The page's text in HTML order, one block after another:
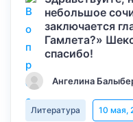
небольшое
заключается
Гамлета?»
спасибо!
Ангелина
Литература 10 мая,